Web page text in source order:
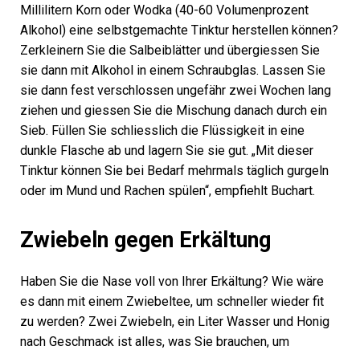
Millilitern Korn oder Wodka (40-60 Volumenprozent
Alkohol) eine selbstgemachte Tinktur herstellen können?
Zerkleinern Sie die Salbeiblätter und übergiessen Sie
sie dann mit Alkohol in einem Schraubglas. Lassen Sie
sie dann fest verschlossen ungefähr zwei Wochen lang
ziehen und giessen Sie die Mischung danach durch ein
Sieb. Füllen Sie schliesslich die Flüssigkeit in eine
dunkle Flasche ab und lagern Sie sie gut. „Mit dieser
Tinktur können Sie bei Bedarf mehrmals täglich gurgeln
oder im Mund und Rachen spülen“, empfiehlt Buchart.
Zwiebeln gegen Erkältung
Haben Sie die Nase voll von Ihrer Erkältung? Wie wäre
es dann mit einem Zwiebeltee, um schneller wieder fit
zu werden? Zwei Zwiebeln, ein Liter Wasser und Honig
nach Geschmack ist alles, was Sie brauchen, um